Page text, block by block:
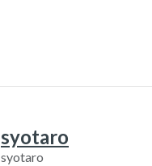
syotaro
syotaro